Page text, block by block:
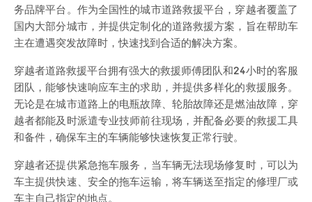
务品牌平台。作为全国性的城市道路救援平台，穿越者覆盖了
国内大部分城市，并提供定制化的道路救援方案，旨在帮助车
主在遭遇突发故障时，快速找到合适的解决方案。
穿越者道路救援平台拥有强大的救援师傅团队和24小时的客服
团队，能够快速响应车主的求助，并提供多样化的救援服务。
无论是在城市道路上的电瓶故障、轮胎故障还是燃油故障，穿
越者都能及时派遣专业技师前往现场，并配备必要的救援工具
和备件，确保车主的车辆能够快速恢复正常行驶。
穿越者还提供紧急拖车服务，当车辆无法现场修复时，可以为
车主提供快速、安全的拖车运输，将车辆送至指定的修理厂或
车主自己指定的地点。